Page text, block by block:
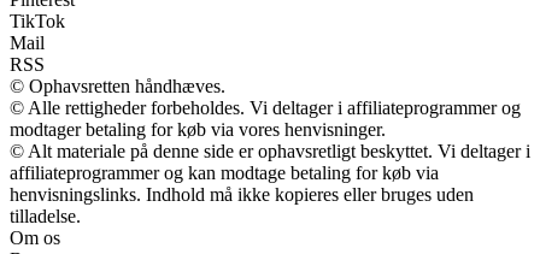
TikTok
Mail
RSS
© Ophavsretten håndhæves.
© Alle rettigheder forbeholdes. Vi deltager i affiliateprogrammer og
modtager betaling for køb via vores henvisninger.
© Alt materiale på denne side er ophavsretligt beskyttet. Vi deltager i
affiliateprogrammer og kan modtage betaling for køb via
henvisningslinks. Indhold må ikke kopieres eller bruges uden
tilladelse.
Om os